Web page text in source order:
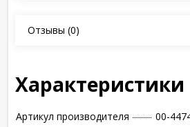
Отзывы (0)
Характеристики
Артикул производителя 00-